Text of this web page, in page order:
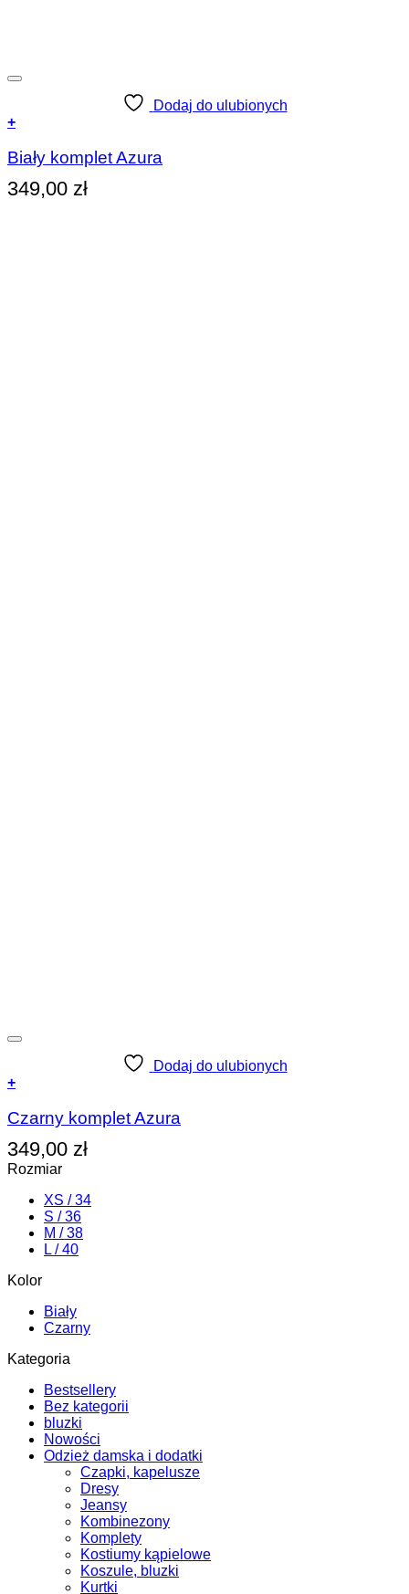
Dodaj do ulubionych
+
produkt
ma
wiele
wariantów.
Biały komplet Azura
349,00 zł
Dodaj do ulubionych
+
produkt
ma
wiele
wariantów.
można
wybrać
stronie
Czarny komplet Azura
349,00 zł
Rozmiar
XS / 34
S / 36
M / 38
L / 40
Kolor
Biały
Czarny
Kategoria
Bestsellery
Bez kategorii
bluzki
Nowości
Odzież damska i dodatki
Czapki, kapelusze
Dresy
Jeansy
Kombinezony
Komplety
Kostiumy kąpielowe
Koszule, bluzki
Kurtki